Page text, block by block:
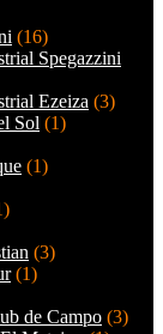
(16)
Spegazzini
Ezeiza (3)
Sol (1)
(1)
(3)
(1)
de Campo (3)